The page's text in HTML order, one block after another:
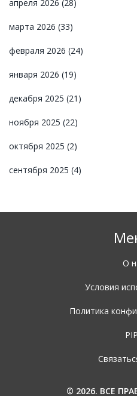
апреля 2026 (28)
марта 2026 (33)
февраля 2026 (24)
января 2026 (19)
декабря 2025 (21)
ноября 2025 (22)
октября 2025 (2)
сентября 2025 (4)
О
Условия
Политика
© 2026. ВСЕ